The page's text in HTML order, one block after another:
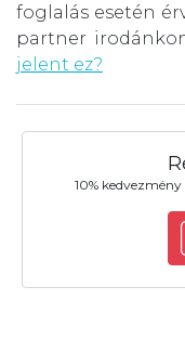
foglalás esetén
partner
jelent ez?
10%